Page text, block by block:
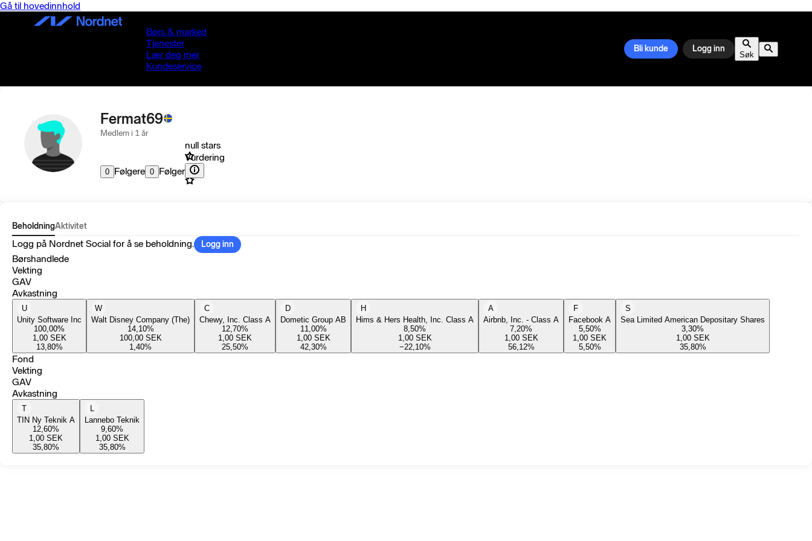
Gå til hovedinnhold
Børs & marked
Tjenester
Lær deg mer
Kundeservice
Bli kunde Logg inn
Søk
Fermat69
Medlem i 1 år
0 Følgere 0 Følger
null stars
Vurdering
BeholdningAktivitet
Logg på Nordnet Social for å se beholdning. Logg inn
Børshandlede
Vekting
GAV
Avkastning
U
Unity Software Inc
100,00%
1,00 SEK
13,80%
W
Walt Disney Company (The)
14,10%
100,00 SEK
1,40%
C
Chewy, Inc. Class A
12,70%
1,00 SEK
25,50%
D
Dometic Group AB
11,00%
1,00 SEK
42,30%
H
Hims & Hers Health, Inc. Class A
8,50%
1,00 SEK
−22,10%
A
Airbnb, Inc. - Class A
7,20%
1,00 SEK
56,12%
F
Facebook A
5,50%
1,00 SEK
5,50%
S
Sea Limited American Depositary Shares
3,30%
1,00 SEK
35,80%
Fond
Vekting
GAV
Avkastning
T
TIN Ny Teknik A
12,60%
1,00 SEK
35,80%
L
Lannebo Teknik
9,60%
1,00 SEK
35,80%